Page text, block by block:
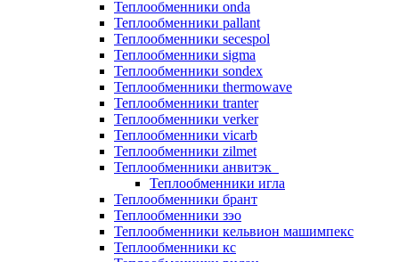
Теплообменники onda
Теплообменники pallant
Теплообменники secespol
Теплообменники sigma
Теплообменники sondex
Теплообменники thermowave
Теплообменники tranter
Теплообменники verker
Теплообменники vicarb
Теплообменники zilmet
Теплообменники анвитэк
Теплообменники игла
Теплообменники брант
Теплообменники зэо
Теплообменники кельвион машимпекс
Теплообменники кс